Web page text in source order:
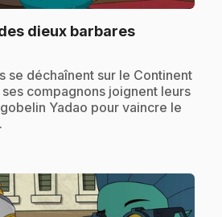
dieux barbares.
se déchaînent sur le Continent
compagnons joignent leurs
Yadao pour vaincre le